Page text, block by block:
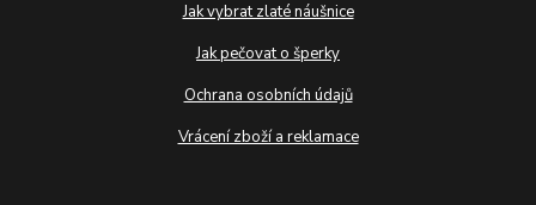
Jak vybrat zlaté náušnice
Jak pečovat o šperky
Ochrana osobních údajů
Vrácení zboží a reklamace